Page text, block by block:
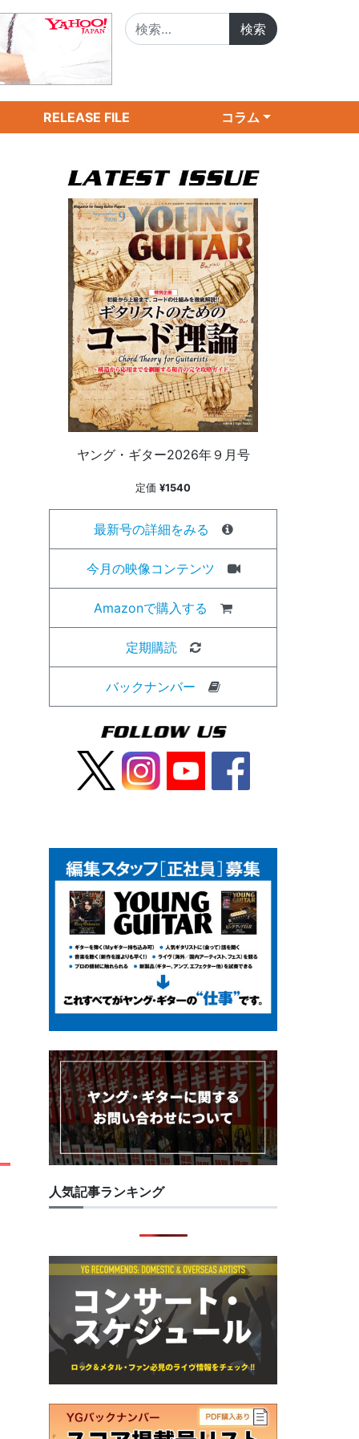
RELEASE FILE コラム
ヤング・ギター2026年９月号
定価 ¥1540
最新号の詳細をみる
今月の映像コンテンツ
Amazonで購入する
定期購読
バックナンバー
人気記事ランキング